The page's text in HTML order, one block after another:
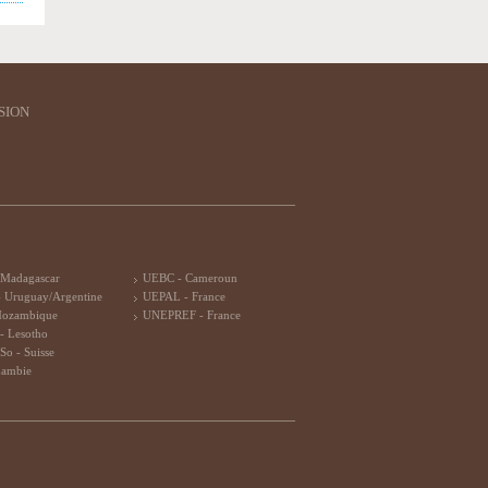
Uruguay/Argentine
Lesotho
- Suisse
UEBC - Cameroun
UEPAL - France
UNEPREF - France